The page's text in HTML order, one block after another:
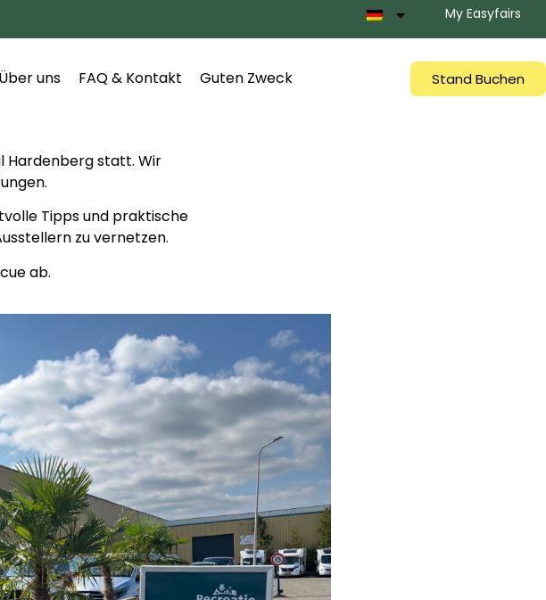
My Easyfairs
Über uns FAQ & Kontakt Guten Zweck Stand Buchen
Hardenberg statt. Wir
Tipps und praktische
zu vernetzen.
ab.